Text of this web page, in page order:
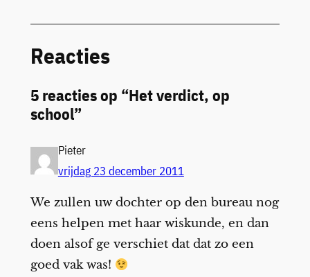
Reacties
5 reacties op “Het verdict, op
school”
Pieter
vrijdag 23 december 2011
We zullen uw dochter op den bureau nog
eens helpen met haar wiskunde, en dan
doen alsof ge verschiet dat dat zo een
goed vak was!